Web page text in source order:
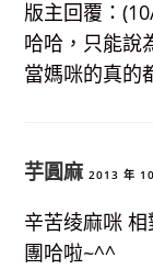
版主回覆：
哈哈，只能說
當媽咪的真的
芋圓麻 2013 年
辛苦绫麻咪
團哈啦~^^